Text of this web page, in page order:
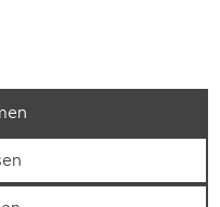
Angebote anzeigen